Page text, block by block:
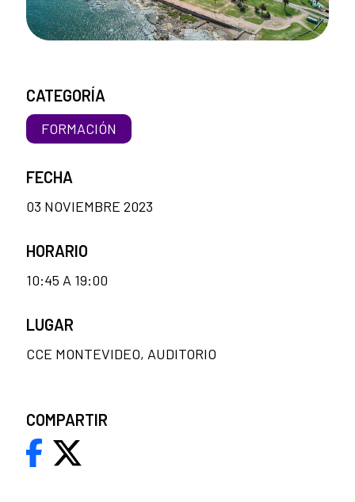
CATEGORÍA
FORMACIÓN
FECHA
03 NOVIEMBRE 2023
HORARIO
10:45 A 19:00
LUGAR
CCE MONTEVIDEO, AUDITORIO
COMPARTIR